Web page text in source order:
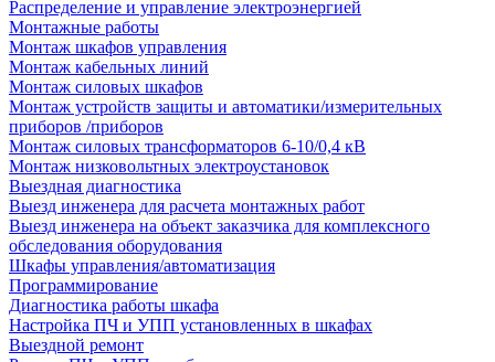
Распределение и управление электроэнергией
Монтажные работы
Монтаж шкафов управления
Монтаж кабельных линий
Монтаж силовых шкафов
Монтаж устройств защиты и автоматики/измерительных
приборов /приборов
Монтаж силовых трансформаторов 6-10/0,4 кВ
Монтаж низковольтных электроустановок
Выездная диагностика
Выезд инженера для расчета монтажных работ
Выезд инженера на объект заказчика для комплексного
обследования оборудования
Шкафы управления/автоматизация
Программирование
Диагностика работы шкафа
Настройка ПЧ и УПП установленных в шкафах
Выездной ремонт